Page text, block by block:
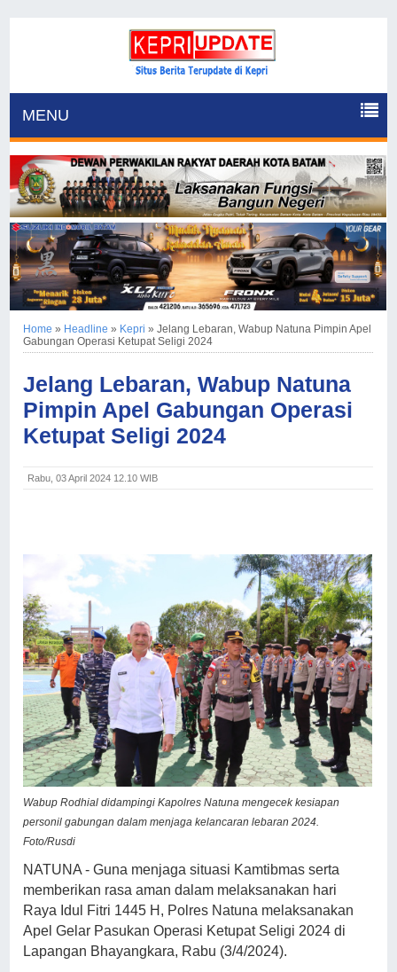
MENU
Home » Headline » Kepri »Jelang Lebaran, Wabup Natuna Pimpin Apel
Gabungan Operasi Ketupat Seligi 2024
Jelang Lebaran, Wabup Natuna
Pimpin Apel Gabungan Operasi
Ketupat Seligi 2024
Rabu, 03 April 2024 12.10 WIB
Wabup Rodhial didampingi Kapolres Natuna mengecek kesiapan
personil gabungan dalam menjaga kelancaran lebaran 2024.
Foto/Rusdi
NATUNA - Guna menjaga situasi Kamtibmas serta
memberikan rasa aman dalam melaksanakan hari
Raya Idul Fitri 1445 H, Polres Natuna melaksanakan
Apel Gelar Pasukan Operasi Ketupat Seligi 2024 di
Lapangan Bhayangkara, Rabu (3/4/2024).